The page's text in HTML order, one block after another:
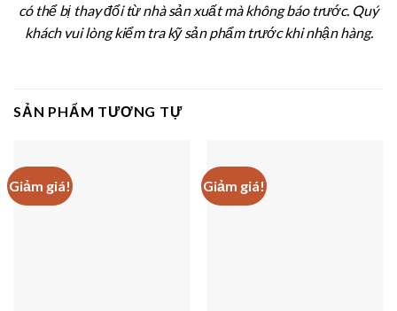
có thể bị thay đổi từ nhà sản xuất mà không báo trước. Quý
khách vui lòng kiểm tra kỹ sản phẩm trước khi nhận hàng.
SẢN PHẨM TƯƠNG TỰ
Giảm giá! Giảm giá!